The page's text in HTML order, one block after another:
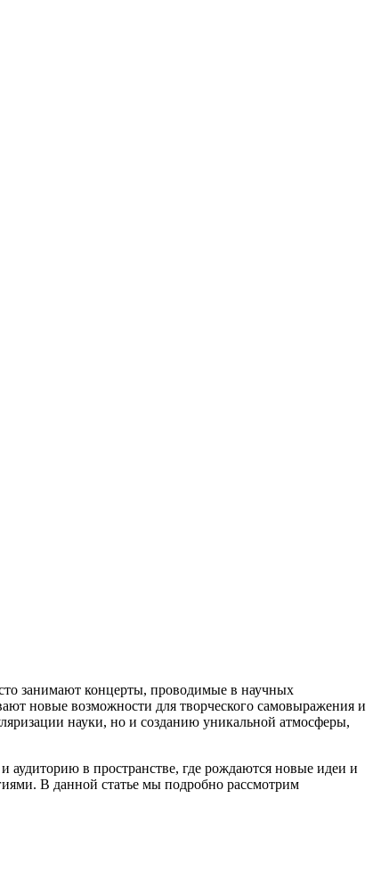
занимают концерты, проводимые в научных
новые возможности для творческого самовыражения и
науки, но и созданию уникальной атмосферы,
в пространстве, где рождаются новые идеи и
В данной статье мы подробно рассмотрим